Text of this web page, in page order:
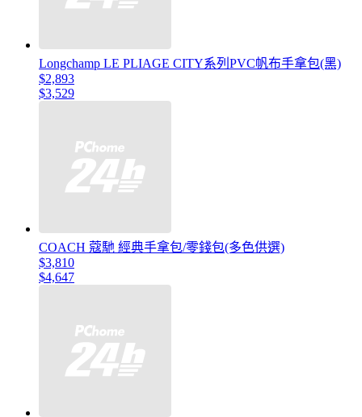
Longchamp LE PLIAGE CITY系列PVC帆布手拿包(黑)
$2,893
$3,529
COACH 蔻馳 經典手拿包/零錢包(多色供選)
$3,810
$4,647